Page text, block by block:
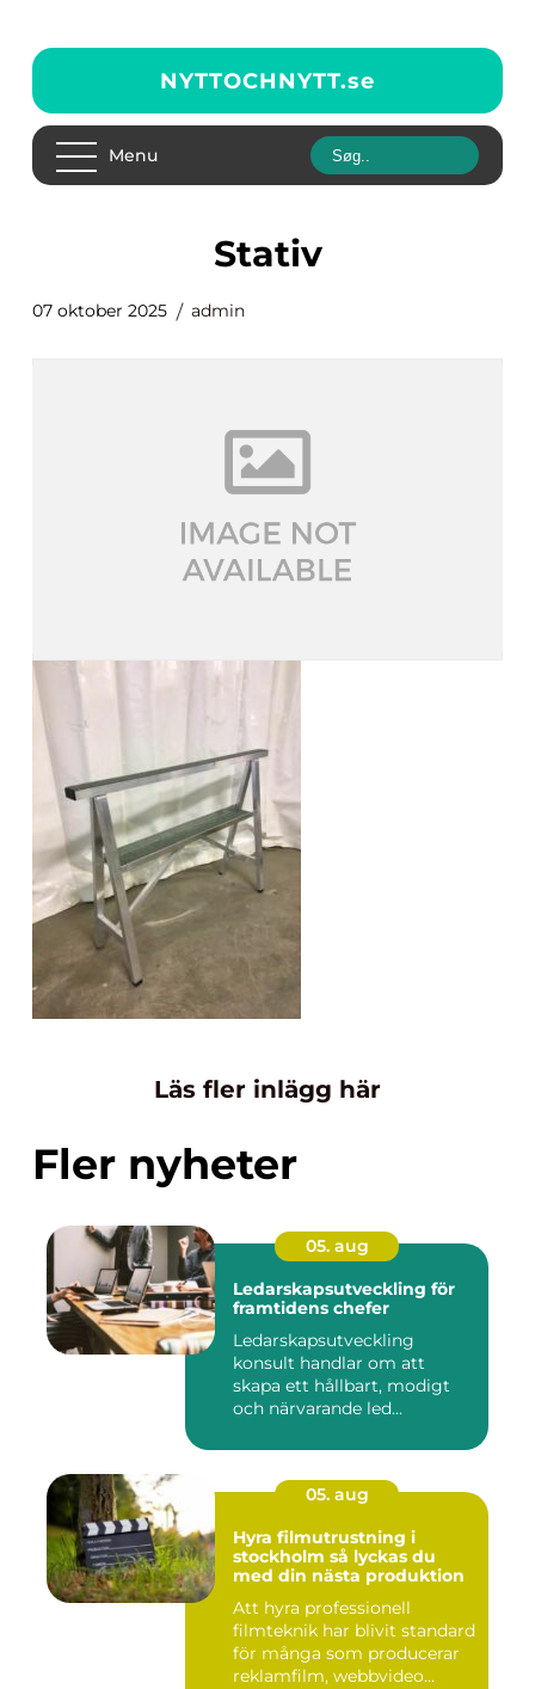
NYTTOCHNYTT.se
Menu
Stativ
07 oktober 2025 admin
Läs fler inlägg här
Fler nyheter
05. aug
Ledarskapsutveckling för
framtidens chefer
Ledarskapsutveckling
konsult handlar om att
skapa ett hållbart, modigt
och närvarande led...
05. aug
Hyra filmutrustning i
stockholm så lyckas du
med din nästa produktion
Att hyra professionell
filmteknik har blivit standard
för många som producerar
reklamfilm, webbvideo...